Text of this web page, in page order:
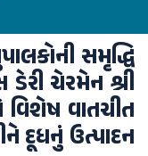
સમૃદ્ધિ
ચેરમેન શ્રી
વાતચીત
દૂધનું ઉત્પાદન